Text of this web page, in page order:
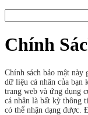
Chính
Chính sách bảo mật
dữ liệu cá nhân của bạn
trang web và ứng dụng
cá nhân là bất kỳ thông
có thể nhận dạng được.